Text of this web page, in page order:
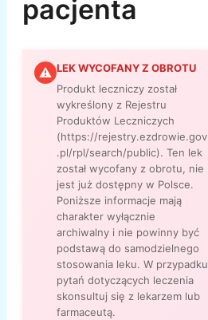
pacjenta
⚠ LEK WYCOFANY Z OBROTU
Produkt leczniczy został
wykreślony z Rejestru
Produktów Leczniczych
(https://rejestry.ezdrowie.gov
.pl/rpl/search/public). Ten lek
został wycofany z obrotu, nie
jest już dostępny w Polsce.
Poniższe informacje mają
charakter wyłącznie
archiwalny i nie powinny być
podstawą do samodzielnego
stosowania leku. W przypadku
pytań dotyczących leczenia
skonsultuj się z lekarzem lub
farmaceutą.